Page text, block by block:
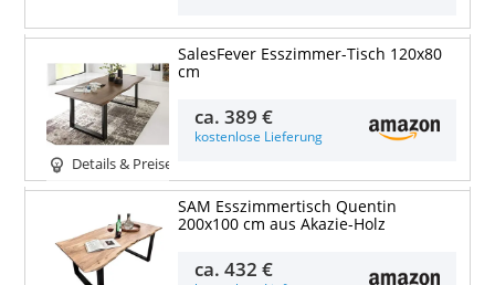
Details & Preise
SalesFever Esszimmer-Tisch 120x80
cm
ca.389 €
kostenlose Lieferung
SAM Esszimmertisch Quentin
200x100 cm aus Akazie-Holz
ca.432 €